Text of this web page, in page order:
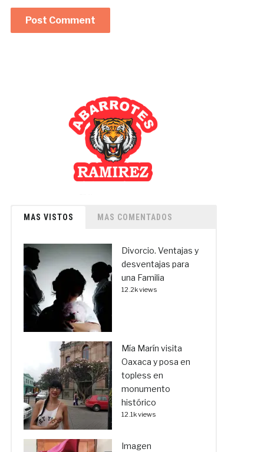
MAS VISTOS MAS COMENTADOS
Divorcio. Ventajas y
desventajas para
una Familia
12.2k views
Mía Marín visita
Oaxaca y posa en
topless en
monumento
histórico
12.1k views
Imagen